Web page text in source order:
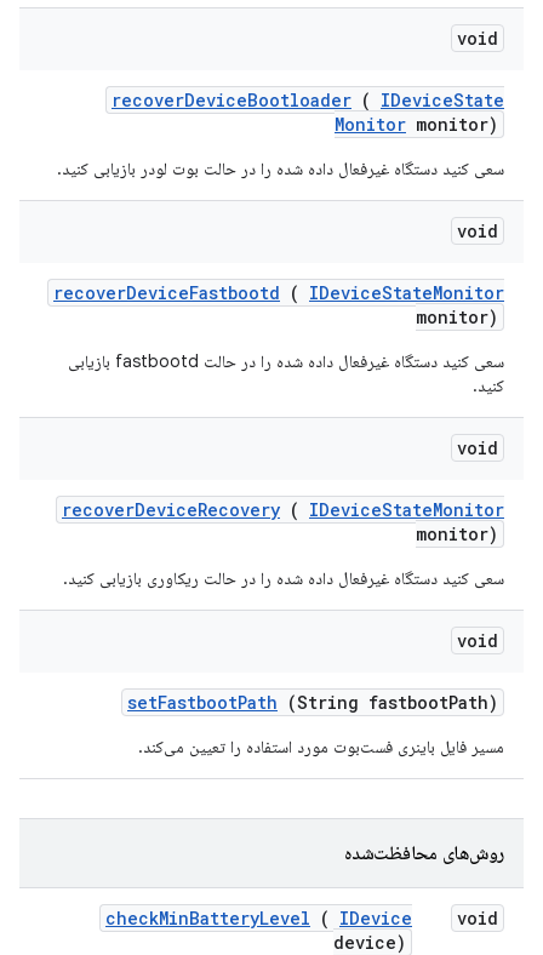
void
recoverDeviceBootloader ( IDeviceState
Monitor monitor)
سعی کنید دستگاه غیرفعال داده شده را در حالت بوت لودر بازیابی کنید.
void
recoverDeviceFastbootd ( IDeviceStateMonitor
monitor)
سعی کنید دستگاه غیرفعال داده شده را در حالت fastbootd بازیابی
کنید.
void
recoverDeviceRecovery ( IDeviceStateMonitor
monitor)
سعی کنید دستگاه غیرفعال داده شده را در حالت ریکاوری بازیابی کنید.
void
setFastbootPath (String fastbootPath)
مسیر فایل باینری فست‌بوت مورد استفاده را تعیین می‌کند.
روش‌های محافظت‌شده
void
checkMinBatteryLevel ( IDevice
device)